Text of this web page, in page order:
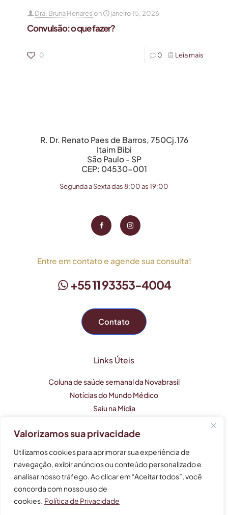
Valorizamos sua privacidade
Utilizamos cookies para aprimorar sua experiência de
navegação, exibir anúncios ou conteúdo personalizado e
analisar nosso tráfego. Ao clicar em “Aceitar todos”, você
concorda com nosso uso de
cookies. Política de Privacidade
Dra. Bruna Henares on janeiro 15, 2026
Convulsão: o que fazer?
0 0 Leia mais
R. Dr. Renato Paes de Barros, 750Cj.176
Itaim Bibi
São Paulo - SP
CEP: 04530-001
Segunda a Sexta das 8:00 as 19:00
Entre em contato e agende sua consulta!
+55 11 93353-4004
Contato
Links Úteis
Coluna de saúde semanal da Novabrasil
Notícias do Mundo Médico
Saiu na Mídia
Este perfil profissional tem caráter apenas informativo e
não substitui uma consulta médica.
As informações não devem ser usadas para auto-
tratamento, auto-diagnóstico e auto-medicação.